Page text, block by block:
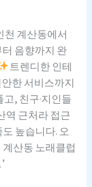
천 계산동에서
음향까지 완
트렌디한 인테
한 서비스까지
, 친구·지인들
역 근처라 접근
도 높습니다. 오
계산동 노래클럽